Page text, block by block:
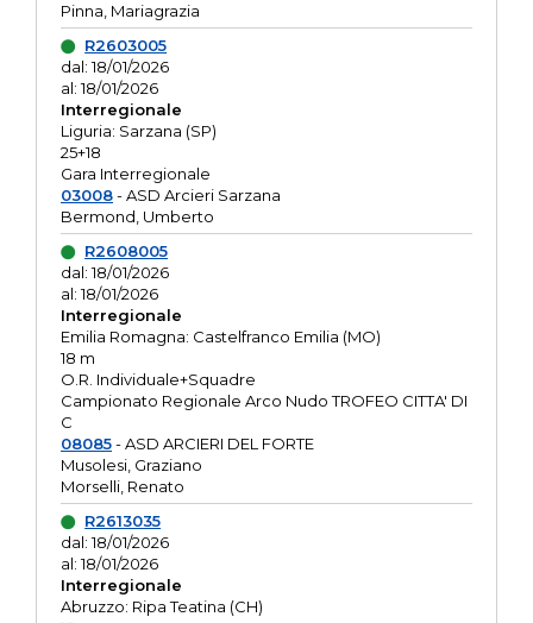
Pinna, Mariagrazia
R2603005
dal: 18/01/2026
al: 18/01/2026
Interregionale
Liguria: Sarzana (SP)
25+18
Gara Interregionale
03008- ASD Arcieri Sarzana
Bermond, Umberto
R2608005
dal: 18/01/2026
al: 18/01/2026
Interregionale
Emilia Romagna: Castelfranco Emilia (MO)
18 m
O.R. Individuale+Squadre
Campionato Regionale Arco Nudo TROFEO CITTA' DI
C
08085- ASD ARCIERI DEL FORTE
Musolesi, Graziano
Morselli, Renato
R2613035
dal: 18/01/2026
al: 18/01/2026
Interregionale
Abruzzo: Ripa Teatina (CH)